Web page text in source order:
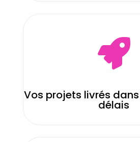

Vos projets livrés
délais